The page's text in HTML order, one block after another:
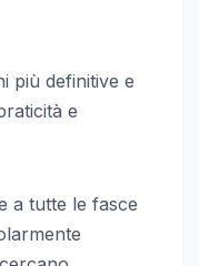
più definitive e
e
a tutte le fasce